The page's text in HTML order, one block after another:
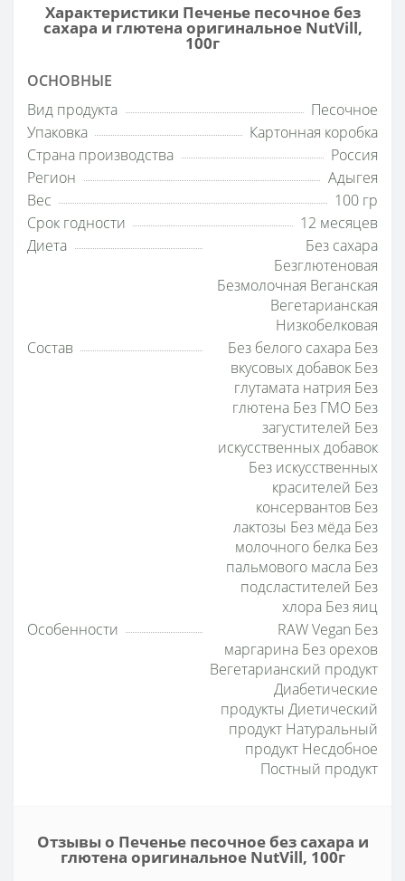
Характеристики Печенье песочное без
сахара и глютена оригинальное NutVill,
100г
ОСНОВНЫЕ
Вид продукта
Песочное
Упаковка
Картонная коробка
Страна производства
Россия
Регион
Адыгея
Вес
100 гр
Срок годности
12 месяцев
Диета
Без сахара
Безглютеновая
Безмолочная Веганская
Вегетарианская
Низкобелковая
Состав
Без белого сахара Без
вкусовых добавок Без
глутамата натрия Без
глютена Без ГМО Без
загустителей Без
искусственных добавок
Без искусственных
красителей Без
консервантов Без
лактозы Без мёда Без
молочного белка Без
пальмового масла Без
подсластителей Без
хлора Без яиц
Особенности
RAW Vegan Без
маргарина Без орехов
Вегетарианский продукт
Диабетические
продукты Диетический
продукт Натуральный
продукт Несдобное
Постный продукт
Отзывы о Печенье песочное без сахара и
глютена оригинальное NutVill, 100г